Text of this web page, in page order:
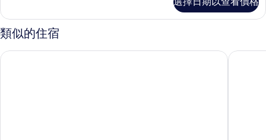
的
所
有
相
四
人
房
詳
類似的住宿
九重町客棧 巧苑民宿